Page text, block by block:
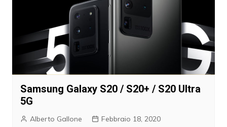
Samsung Galaxy S20 / S20+ / S20 Ultra
5G
Alberto Gallone Febbraio 18, 2020